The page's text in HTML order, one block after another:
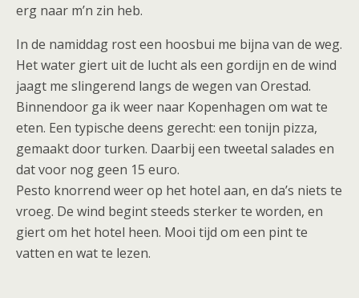
erg naar m’n zin heb.
In de namiddag rost een hoosbui me bijna van de weg.
Het water giert uit de lucht als een gordijn en de wind
jaagt me slingerend langs de wegen van Orestad.
Binnendoor ga ik weer naar Kopenhagen om wat te
eten. Een typische deens gerecht: een tonijn pizza,
gemaakt door turken. Daarbij een tweetal salades en
dat voor nog geen 15 euro.
Pesto knorrend weer op het hotel aan, en da’s niets te
vroeg. De wind begint steeds sterker te worden, en
giert om het hotel heen. Mooi tijd om een pint te
vatten en wat te lezen.